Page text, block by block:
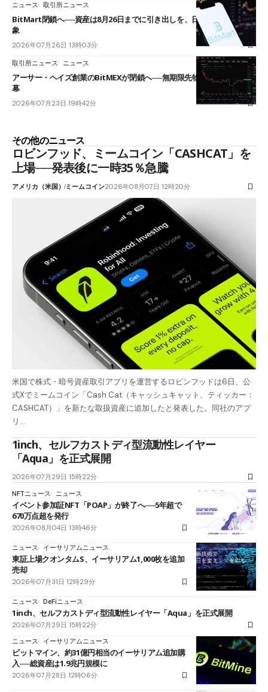
ニュース 取引所ニュース
BitMart閉鎖へ──資産は8月26日までに引き出しを、日本人利用者も対
象
2026年07月26日 13時03分
取引所ニュース ニュース
アーサー・ヘイズ創業のBitMEXが閉鎖へ──無期限先物を生んだ11年に
幕
2026年07月23日 19時42分
その他のニュース
ロビンフッド、ミームコイン「CASHCAT」を
上場──発表後に一時35％急騰
アメリカ（米国）ミームコイン2026年08月07日 12時20分
米国で株式・暗号資産取引アプリを運営するロビンフッドは6日、公
式Xでミームコイン「Cash Cat（キャッシュキャット、ティッカー：
CASHCAT）」を新たな取扱資産に追加したと発表した。同社のアプ
リ…
1inch、セルフカストディ型流動性レイヤー
「Aqua」を正式展開
2026年07月29日 15時22分
NFTニュース
ニュース
イベント参加証NFT「POAP」が終了へ──5年超で
670万点超を発行
2026年08月04日 13時46分
ニュース イーサリアムニュース
東証上場クオンタムS、イーサリアム1,000枚を追加
売却
2026年07月31日 12時29分
ニュース DeFiニュース
1inch、セルフカストディ型流動性レイヤー「Aqua」を正式展開
2026年07月29日 15時22分
ニュース
イーサリアムニュース
ビットマイン、約31億円相当のイーサリアム追加購
入──総資産は1.9兆円規模に
2026年07月28日 12時06分